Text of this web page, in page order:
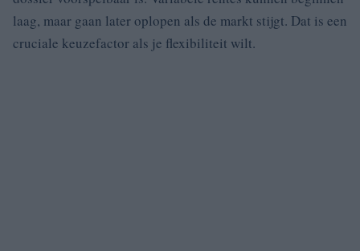
laag, maar gaan later oplopen als de markt stijgt. Dat is een
cruciale keuzefactor als je flexibiliteit wilt.